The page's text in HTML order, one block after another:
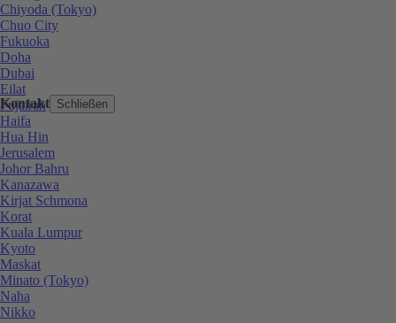
Kontakt Schließen
Chiyoda (Tokyo)
Chuo City
Fukuoka
Doha
Dubai
Eilat
Fujairah
Haifa
Hua Hin
Jerusalem
Johor Bahru
Kanazawa
Kirjat Schmona
Korat
Kuala Lumpur
Kyoto
Maskat
Minato (Tokyo)
Naha
Nikko